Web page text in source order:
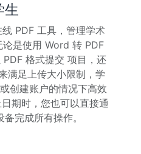
生
PDF 工具，管理学术
是使用 Word 转 PDF
格式提交 项目，还
满足上传大小限制，学
创建账户的情况下高效
期时，您也可以直接通
完成所有操作。